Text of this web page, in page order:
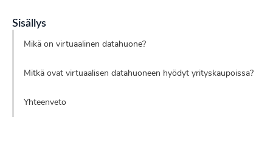
Sisällys
Mikä on virtuaalinen datahuone?
Mitkä ovat virtuaalisen datahuoneen hyödyt yrityskaupoissa?
Yhteenveto